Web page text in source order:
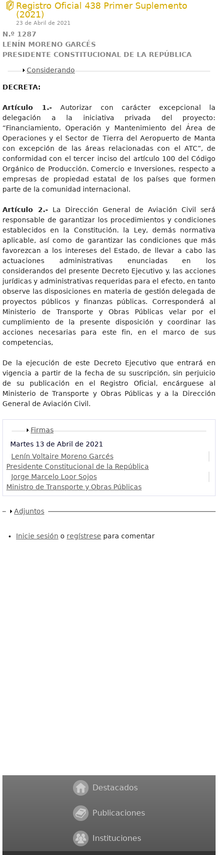
Registro Oficial 438 Primer Suplemento
(2021)
23 de Abril de 2021
N.º 1287
LENÍN MORENO GARCÉS
PRESIDENTE CONSTITUCIONAL DE LA REPÚBLICA
Mostrar
Considerando
DECRETA:
Artículo 1.- Autorizar con carácter excepcional la
delegación a la iniciativa privada del proyecto:
“Financiamiento, Operación y Mantenimiento del Área de
Operaciones y el Sector de Tierra del Aeropuerto de Manta
con excepción de las áreas relacionadas con el ATC”, de
conformidad con el tercer inciso del artículo 100 del Código
Orgánico de Producción. Comercio e Inversiones, respecto a
empresas de propiedad estatal de los países que formen
parte de la comunidad internacional.
Artículo 2.- La Dirección General de Aviación Civil será
responsable de garantizar los procedimientos y condiciones
establecidos en la Constitución. la Ley, demás normativa
aplicable, así como de garantizar las condiciones que más
favorezcan a los intereses del Estado, de llevar a cabo las
actuaciones administrativas enunciadas en los
considerandos del presente Decreto Ejecutivo y. las acciones
jurídicas y administrativas requeridas para el efecto, en tanto
observe las disposiciones en materia de gestión delegada de
proyectos públicos y finanzas públicas. Corresponderá al
Ministerio de Transporte y Obras Públicas velar por el
cumplimiento de la presente disposición y coordinar las
acciones necesarias para este fin, en el marco de sus
competencias,
De la ejecución de este Decreto Ejecutivo que entrará en
vigencia a partir de la fecha de su suscripción, sin perjuicio
de su publicación en el Registro Oficial, encárguese al
Ministerio de Transporte y Obras Públicas y a la Dirección
General de Aviación Civil.
Mostrar
Firmas
Martes 13 de Abril de 2021
Lenín Voltaire Moreno Garcés
Presidente Constitucional de la República
Jorge Marcelo Loor Sojos
Ministro de Transporte y Obras Públicas
Mostrar
Adjuntos
Inicie sesión o regístrese para comentar
Destacados
Publicaciones
Instituciones